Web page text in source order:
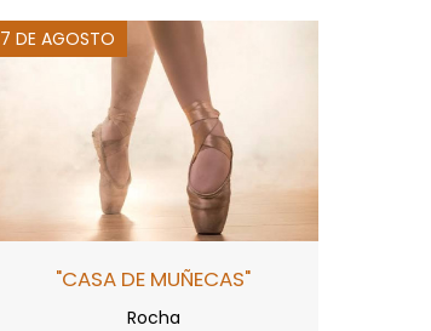
7 DE AGOSTO
"CASA DE MUÑECAS"
Rocha